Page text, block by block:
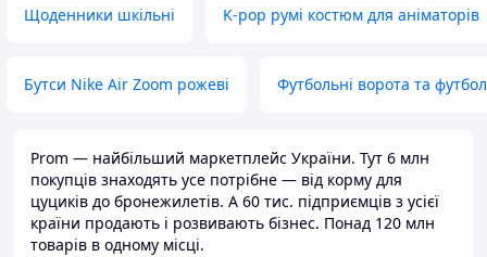
Щоденники шкільні K-pop румі костюм для аніматорів
Бутси Nike Air Zoom рожеві Футбольні ворота та
Prom — найбільший маркетплейс України. Тут 6 млн
покупців знаходять усе потрібне — від корму для
цуциків до бронежилетів. А 60 тис. підприємців з усієї
країни продають і розвивають бізнес. Понад 120 млн
товарів в одному місці.